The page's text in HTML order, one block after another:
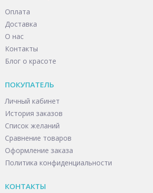
Оплата
Доставка
О нас
Контакты
Блог о красоте
ПОКУПАТЕЛЬ
Личный кабинет
История заказов
Список желаний
Сравнение товаров
Оформление заказа
Политика конфиденциальности
КОНТАКТЫ